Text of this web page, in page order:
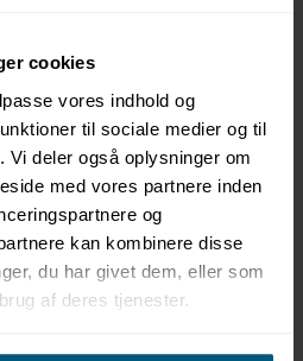
cookies
vores indhold og
til sociale medier og til
deler også oplysninger om
med vores partnere inden
og
kan kombinere disse
du har givet dem, eller som
af deres tjenester.
Specifikationer